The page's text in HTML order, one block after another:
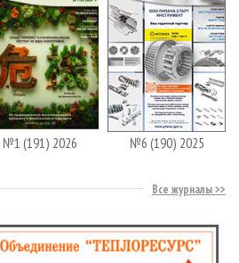
№1 (191) 2026 №6 (190) 2025
Все журналы